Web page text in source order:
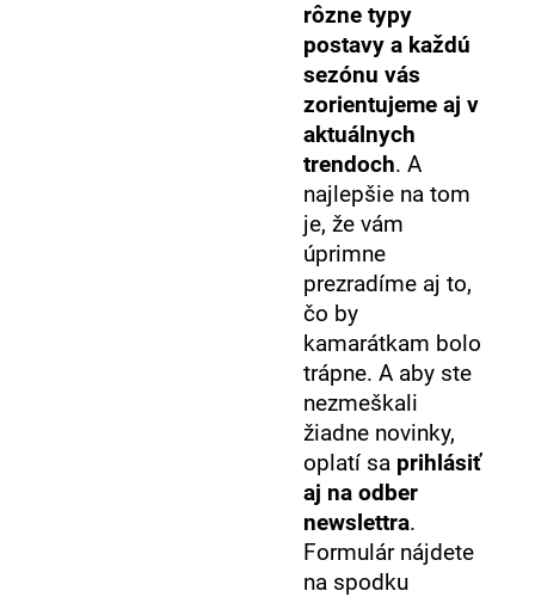
rôzne typy
postavy a každú
sezónu vás
zorientujeme aj v
aktuálnych
trendoch. A
najlepšie na tom
je, že vám
úprimne
prezradíme aj to,
čo by
kamarátkam bolo
trápne. A aby ste
nezmeškali
žiadne novinky,
oplatí sa prihlásiť
aj na odber
newslettra.
Formulár nájdete
na spodku